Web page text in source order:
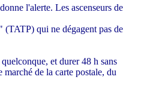
l'alerte. Les ascenseurs de
qui ne dégagent pas de
et durer 48 h sans
de la carte postale, du